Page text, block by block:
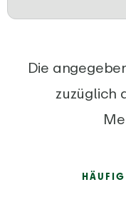
Die
zuzüglich
HÄUFIG